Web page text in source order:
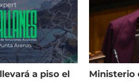
a piso el
Ministerio